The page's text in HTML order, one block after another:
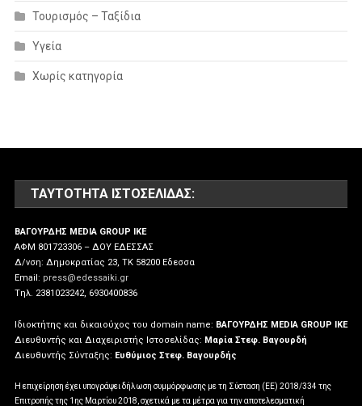
Τουρισμός – Ταξίδια
Υγεία
Χωρίς κατηγορία
ΤΑΥΤΌΤΗΤΑ ΙΣΤΟΣΕΛΊΔΑΣ:
ΒΑΓΟΥΡΔΗΣ MEDIA GROUP IKE
ΑΦΜ 801723306 – ΔΟΥ ΕΔΕΣΣΑΣ
Δ/νση: Δημοκρατίας 23, ΤΚ 58200 Εδεσσα
Email: press@edessaiki.gr
Tηλ. 2381023242, 6930400836
Ιδιοκτήτης και δικαιούχος του domain name: ΒΑΓΟΥΡΔΗΣ MEDIA GROUP IKE
Διευθυντής και Διαχειριστής Ιστοσελίδας: Μαρία Στεφ. Βαγουρδή
Διευθυντής Σύνταξης: Ευθύμιος Στεφ. Βαγουρδής
Η επιχείρηση έχει υπογράψει δήλωση συμμόρφωσης με τη Σύσταση (ΕΕ) 2018/334 της
Επιτροπής της 1ης Μαρτίου 2018, σχετικά με τα μέτρα για την αποτελεσματική